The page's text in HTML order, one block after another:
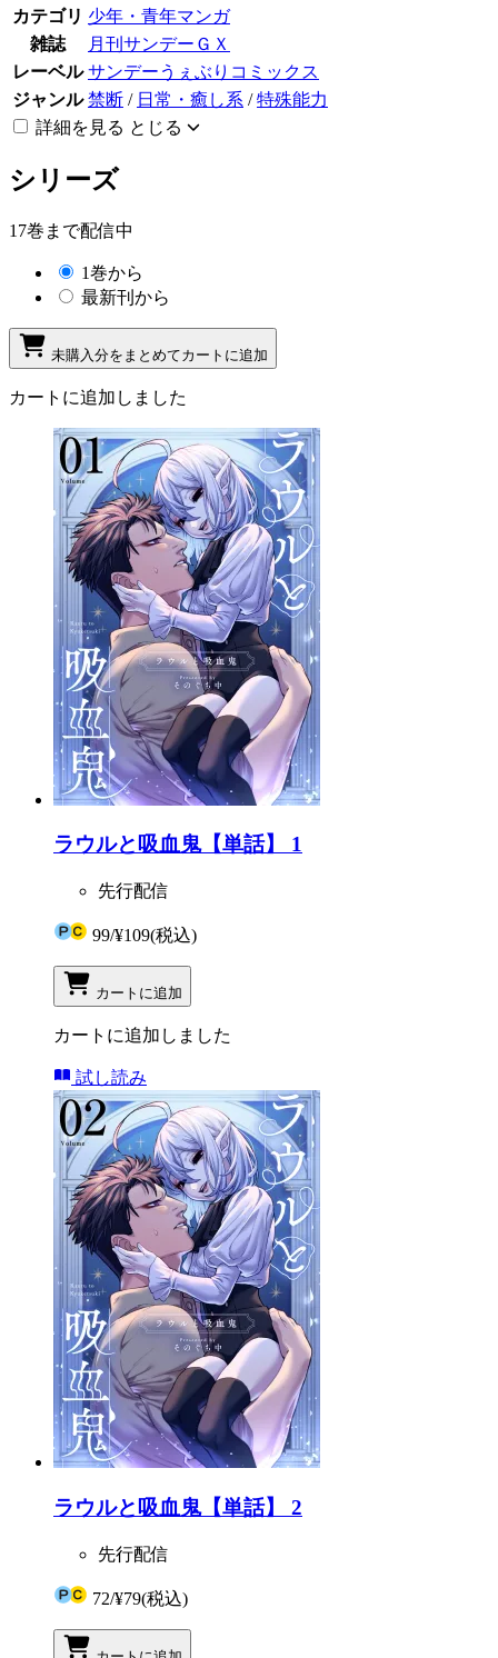
カテゴリ 少年・青年マンガ
雑誌
月刊サンデーＧＸ
レーベル サンデーうぇぶりコミックス
ジャンル 禁断 / 日常・癒し系 /特殊能力
詳細を見る とじる
シリーズ
17巻まで配信中
1巻から
最新刊から
未購入分をまとめてカートに追加
カートに追加しました
ラウルと吸血鬼【単話】 1
先行配信
99/¥109(税込)
カートに追加
カートに追加しました
試し読み
ラウルと吸血鬼【単話】 2
先行配信
72/¥79(税込)